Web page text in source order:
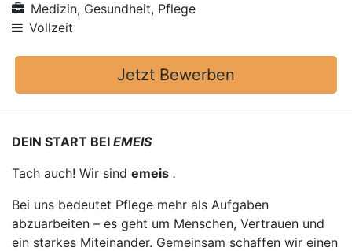
Medizin, Gesundheit, Pflege
Vollzeit
Jetzt Bewerben
DEIN START BEI EMEIS
Tach auch! Wir sind emeis .
Bei uns bedeutet Pflege mehr als Aufgaben
abzuarbeiten – es geht um Menschen, Vertrauen und
ein starkes Miteinander. Gemeinsam schaffen wir einen